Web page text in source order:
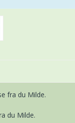
fra du Milde.
du Milde.